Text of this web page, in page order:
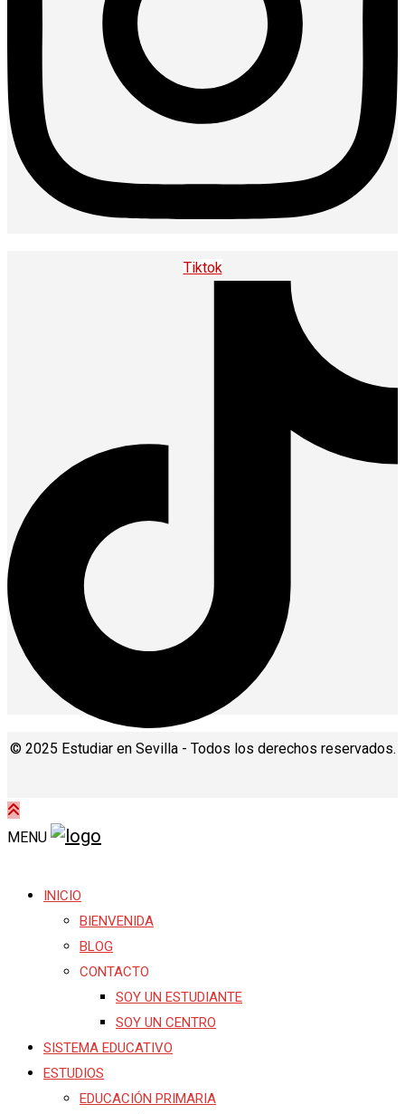
Tiktok
© 2025 Estudiar en Sevilla - Todos los derechos reservados.
MENU
INICIO
BIENVENIDA
BLOG
CONTACTO
SOY UN ESTUDIANTE
SOY UN CENTRO
SISTEMA EDUCATIVO
ESTUDIOS
EDUCACIÓN PRIMARIA